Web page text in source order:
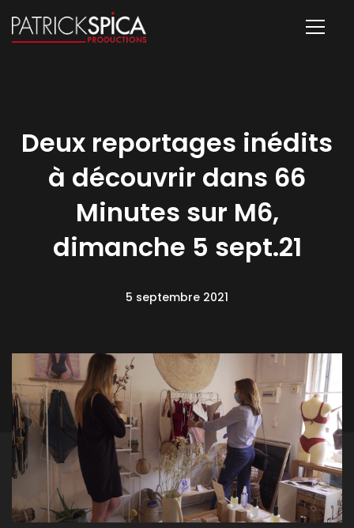
Deux reportages inédits
à découvrir dans 66
Minutes sur M6,
dimanche 5 sept.21
5 septembre 2021